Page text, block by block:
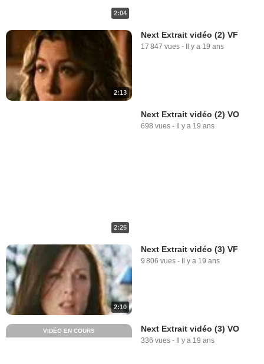
2:04
2:13
Next Extrait vidéo (2) VF
17 847 vues - Il y a 19 ans
2:25
Next Extrait vidéo (2) VO
698 vues - Il y a 19 ans
2:10
Next Extrait vidéo (3) VF
9 806 vues - Il y a 19 ans
VIDÉO EN COURS Next Extrait vidéo (3) VO
336 vues - Il y a 19 ans